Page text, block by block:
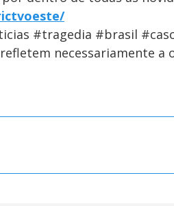
#tragedia #brasil
necessariamente a